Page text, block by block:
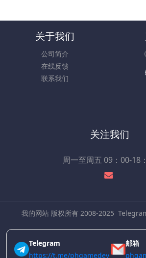
关于我们
公司简介
在线反馈
联系我们
关注我们
周一至周五 09：00-18
我的网站 版权所有 2008-2025
Telegram
https://t.me/phgamedev
邮箱